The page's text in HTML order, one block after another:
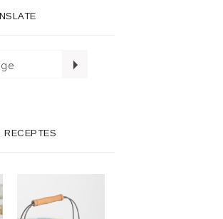
RECEPTES